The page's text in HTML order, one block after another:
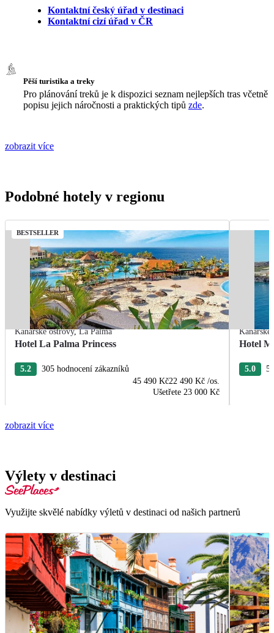
Kontaktní český úřad v destinaci
Kontaktní cizí úřad v ČR
Pěší turistika a treky
Pro plánování treků je k dispozici seznam nejlepších tras včetně
popisu jejich náročnosti a praktických tipů zde.
zobrazit více
Podobné hotely v regionu
BESTSELLER
Kanárské ostrovy,La Palma
Hotel La Palma Princess
5.2
305 hodnocení zákazníků
45 490 Kč22 490 Kč /os.
Ušetřete 23 000 Kč
Kanárské
Hotel
5.0
zobrazit více
Výlety v destinaci
Využijte skvělé nabídky výletů v destinaci od našich partnerů